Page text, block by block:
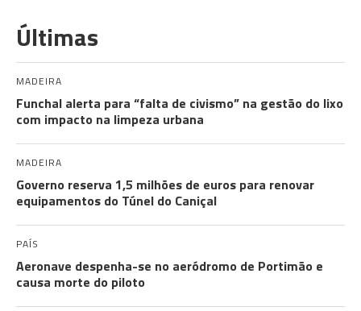
Últimas
MADEIRA
Funchal alerta para “falta de civismo” na gestão do lixo
com impacto na limpeza urbana
MADEIRA
Governo reserva 1,5 milhões de euros para renovar
equipamentos do Túnel do Caniçal
PAÍS
Aeronave despenha-se no aeródromo de Portimão e
causa morte do piloto